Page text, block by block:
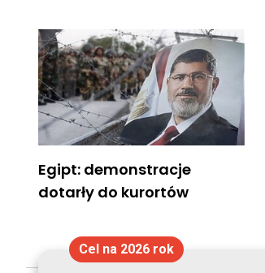
Egipt: demonstracje
dotarły do kurortów
Cel na 2026 rok